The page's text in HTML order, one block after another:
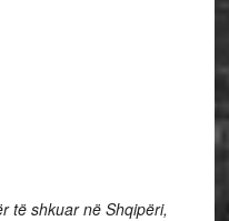
të shkuar në Shqipëri,